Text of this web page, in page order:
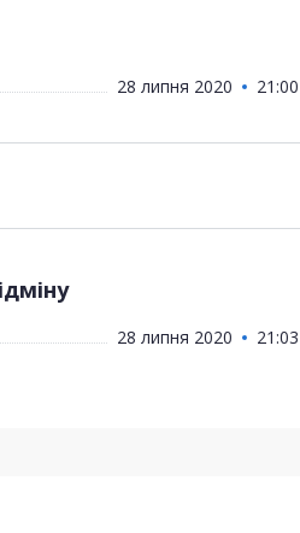
28 липня 2020 21:00
28 липня 2020 21:03